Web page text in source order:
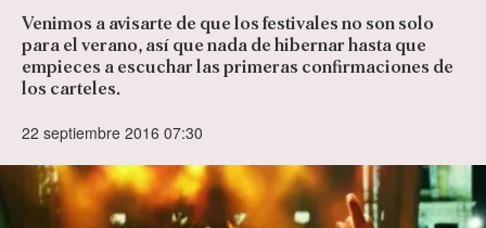
Venimos a avisarte de que los festivales no son solo
para el verano, así que nada de hibernar hasta que
empieces a escuchar las primeras confirmaciones de
los carteles.
22 septiembre 2016 07:30